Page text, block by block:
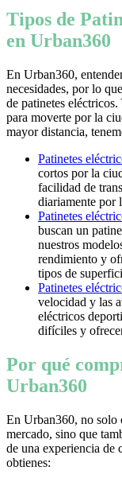
Tipos de
en Urban360
En Urban360,
necesidades, por lo
de patinetes
para moverte por la
mayor distancia,
Patinetes
cortos por la
facilidad de
diariamente por
Patinetes
buscan un
nuestros
rendimiento y
tipos de
Patinetes
velocidad y las
eléctricos
difíciles y
Por qué
Urban360
En Urban360, no solo
mercado, sino que
de una experiencia de
obtienes: